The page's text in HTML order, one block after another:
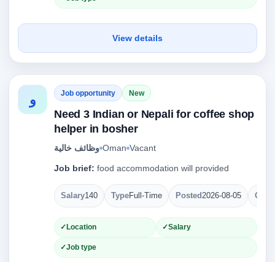
View details
و Job opportunity New
Need 3 Indian or Nepali for coffee shop
helper in bosher
وظائف خالية Oman Vacant
Job brief: food accommodation will provided
Salary140 TypeFull-Time Posted2026-08-05
Location Salary
Job type